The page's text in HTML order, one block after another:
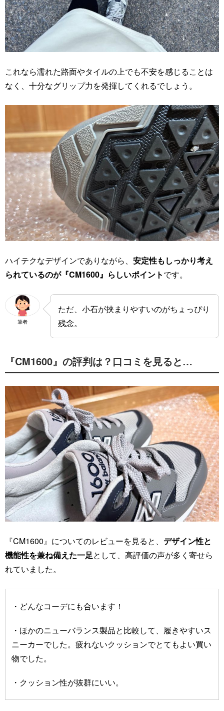
これなら濡れた路面やタイルの上でも不安を感じることは
なく、十分なグリップ力を発揮してくれるでしょう。
ハイテクなデザインでありながら、 安定性もしっかり考え
られているのが『CM1600』らしいポイントです。
筆者
ただ、小石が挟まりやすいのがちょっぴり
残念。
『CM1600』の評判は？口コミを見ると…
『CM1600』についてのレビューを見ると、 デザイン性と
機能性を兼ね備えた一足として、高評価の声が多く寄せら
れていました。
・どんなコーデにも合います！
・ほかのニューバランス製品と比較して、履きやすいス
ニーカーでした。疲れないクッションでとてもよい買い
物でした。
・クッション性が抜群にいい。